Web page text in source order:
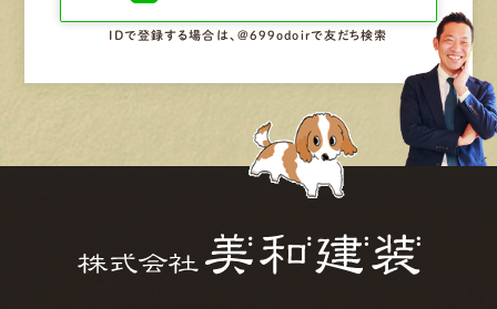
IDで登録する場合は、@699odoirで友だち検索